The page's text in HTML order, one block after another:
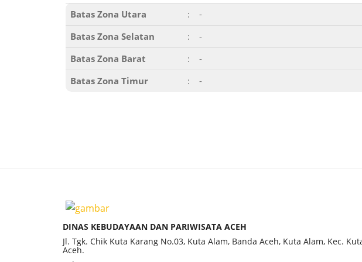
Batas Zona Utara :
-
Batas Zona Selatan
:
-
Batas Zona Barat
:
-
Batas Zona Timur
: -
DINAS KEBUDAYAAN DAN PARIWISATA ACEH
Jl. Tgk. Chik Kuta Karang No.03, Kuta Alam, Banda Aceh, Kuta Alam, Kec.
Aceh.